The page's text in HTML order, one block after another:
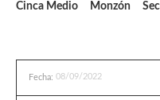
Cinca Medio Monzón
Fecha: 08/09/2022